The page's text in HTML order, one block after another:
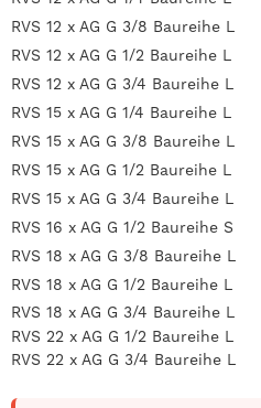
RVS 12 x AG G 3/8 Baureihe L
RVS 12 x AG G 1/2 Baureihe L
RVS 12 x AG G 3/4 Baureihe L
RVS 15 x AG G 1/4 Baureihe L
RVS 15 x AG G 3/8 Baureihe L
RVS 15 x AG G 1/2 Baureihe L
RVS 15 x AG G 3/4 Baureihe L
RVS 16 x AG G 1/2 Baureihe S
RVS 18 x AG G 3/8 Baureihe L
RVS 18 x AG G 1/2 Baureihe L
RVS 18 x AG G 3/4 Baureihe L
RVS 22 x AG G 1/2 Baureihe L
RVS 22 x AG G 3/4 Baureihe L